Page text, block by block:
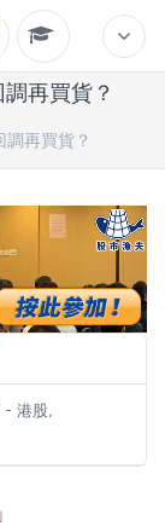
再買貨？
調再買貨？
- 港股